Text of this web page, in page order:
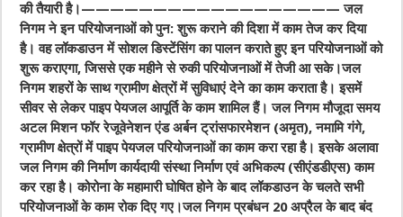
की तैयारी है।—————————————————— जल
निगम ने इन परियोजनाओं को पुन: शुरू कराने की दिशा में काम तेज कर दिया
है। वह लॉकडाउन में सोशल डिस्टेंसिंग का पालन कराते हुए इन परियोजनाओं को
शुरू कराएगा, जिससे एक महीने से रुकी परियोजनाओं में तेजी आ सके।जल
निगम शहरों के साथ ग्रामीण क्षेत्रों में सुविधाएं देने का काम कराता है। इसमें
सीवर से लेकर पाइप पेयजल आपूर्ति के काम शामिल हैं। जल निगम मौजूदा समय
अटल मिशन फॉर रेजूवेनेशन एंड अर्बन ट्रांसफारमेशन (अमृत), नमामि गंगे,
ग्रामीण क्षेत्रों में पाइप पेयजल परियोजनाओं का काम करा रहा है। इसके अलावा
जल निगम की निर्माण कार्यदायी संस्था निर्माण एवं अभिकल्प (सीएंडडीएस) काम
कर रहा है। कोरोना के महामारी घोषित होने के बाद लॉकडाउन के चलते सभी
परियोजनाओं के काम रोक दिए गए।जल निगम प्रबंधन 20 अप्रैल के बाद बंद